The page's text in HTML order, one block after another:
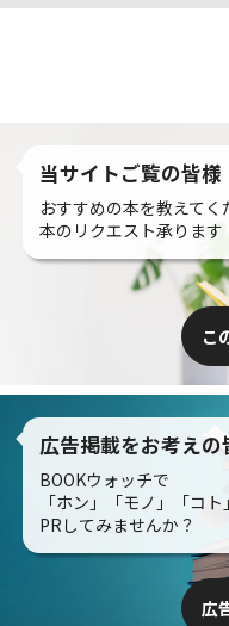
当サイトご覧の皆様
おすすめの本を教えてく
本のリクエスト承ります
こ
広告掲載をお考えの
BOOKウォッチで
「ホン」「モノ」「コト
PRしてみませんか？
広